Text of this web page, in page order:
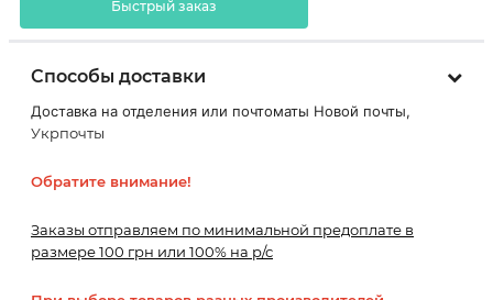
Быстрый заказ
Способы доставки
Доставка на отделения или почтоматы Новой почты,
Укрпочты
Обратите внимание!
Заказы отправляем по минимальной предоплате в
размере 100 грн или 100% на р/с